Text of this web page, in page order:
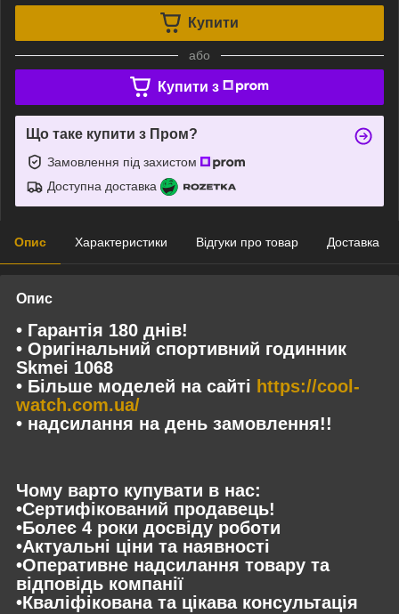
Купити
або
Купити з
Що таке купити з Пром?
Замовлення під захистом
Доступна доставка
Опис Характеристики Відгуки про товар Доставка
Опис
• Гарантія 180 днів!
• Оригінальний спортивний годинник
Skmei 1068
• Більше моделей на сайті https://cool-
watch.com.ua/
• надсилання на день замовлення!!
Чому варто купувати в нас:
•Сертифікований продавець!
•Болеє 4 роки досвіду роботи
•Актуальні ціни та наявності
•Оперативне надсилання товару та
відповідь компанії
•Кваліфікована та цікава консультація